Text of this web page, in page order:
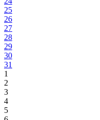
25
26
27
28
29
30
31
1
2
3
4
5